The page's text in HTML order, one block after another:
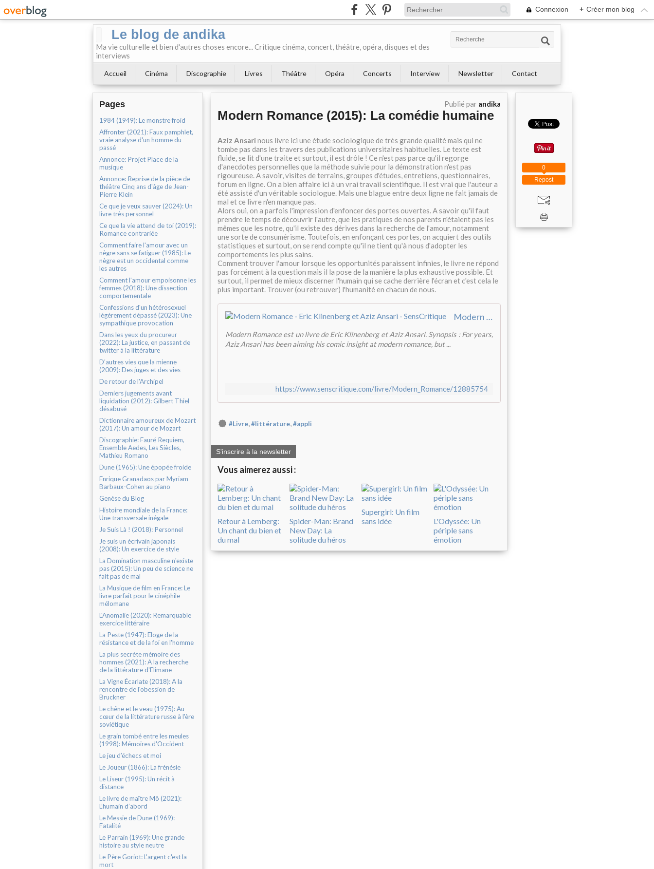
Connexion + Créer mon blog
Le blog de andika
Ma vie culturelle et bien d'autres choses encore... Critique cinéma, concert, théâtre, opéra, disques et des
interviews
Accueil Cinéma Discographie Livres Théâtre Opéra Concerts Interview Newsletter Contact
Pages
1984 (1949): Le monstre froid
Affronter (2021): Faux pamphlet,
vraie analyse d'un homme du
passé
Annonce: Projet Place de la
musique
Annonce: Reprise de la pièce de
théâtre Cinq ans d'âge de Jean-
Pierre Klein
Ce que je veux sauver (2024): Un
livre très personnel
Ce que la vie attend de toi (2019):
Romance contrariée
Comment faire l'amour avec un
nègre sans se fatiguer (1985): Le
nègre est un occidental comme
les autres
Comment l'amour empoisonne les
femmes (2018): Une dissection
comportementale
Confessions d'un hétérosexuel
légèrement dépassé (2023): Une
sympathique provocation
Dans les yeux du procureur
(2022): La justice, en passant de
twitter à la littérature
D'autres vies que la mienne
(2009): Des juges et des vies
De retour de l'Archipel
Derniers jugements avant
liquidation (2012): Gilbert Thiel
désabusé
Dictionnaire amoureux de Mozart
(2017): Un amour de Mozart
Discographie: Fauré Requiem,
Ensemble Aedes, Les Siècles,
Mathieu Romano
Dune (1965): Une épopée froide
Enrique Granadaos par Myriam
Barbaux-Cohen au piano
Genèse du Blog
Histoire mondiale de la France:
Une transversale inégale
Je Suis Là ! (2018): Personnel
Je suis un écrivain japonais
(2008): Un exercice de style
La Domination masculine n'existe
pas (2015): Un peu de science ne
fait pas de mal
La Musique de film en France: Le
livre parfait pour le cinéphile
mélomane
L'Anomalie (2020): Remarquable
exercice littéraire
La Peste (1947): Eloge de la
résistance et de la foi en l'homme
La plus secrète mémoire des
hommes (2021): A la recherche
de la littérature d'Elimane
La Vigne Écarlate (2018): A la
rencontre de l'obession de
Bruckner
Le chêne et le veau (1975): Au
cœur de la littérature russe à l'ère
soviétique
Le grain tombé entre les meules
(1998): Mémoires d'Occident
Le jeu d’échecs et moi
Le Joueur (1866): La frénésie
Le Liseur (1995): Un récit à
distance
Le livre de maître Mô (2021):
L’humain d’abord
Le Messie de Dune (1969):
Fatalité
Le Parrain (1969): Une grande
histoire au style neutre
Le Père Goriot: L'argent c'est la
mort
Publié par andika
Modern Romance (2015): La comédie humaine
Aziz Ansari nous livre ici une étude sociologique de très grande qualité mais qui ne
tombe pas dans les travers des publications universitaires habituelles. Le texte est
fluide, se lit d'une traite et surtout, il est drôle ! Ce n'est pas parce qu'il regorge
d'anecdotes personnelles que la méthode suivie pour la démonstration n'est pas
rigoureuse. A savoir, visites de terrains, groupes d'études, entretiens, questionnaires,
forum en ligne. On a bien affaire ici à un vrai travail scientifique. Il est vrai que l'auteur a
été assisté d'un véritable sociologue. Mais une blague entre deux ligne ne fait jamais de
mal et ce livre n'en manque pas.
Alors oui, on a parfois l'impression d'enfoncer des portes ouvertes. A savoir qu'il faut
prendre le temps de découvrir l'autre, que les pratiques de nos parents n'étaient pas les
mêmes que les notre, qu'il existe des dérives dans la recherche de l'amour, notamment
une sorte de consumérisme. Toutefois, en enfonçant ces portes, on acquiert des outils
statistiques et surtout, on se rend compte qu'il ne tient qu'à nous d'adopter les
comportements les plus sains.
Comment trouver l'amour lorsque les opportunités paraissent infinies, le livre ne répond
pas forcément à la question mais il la pose de la manière la plus exhaustive possible. Et
surtout, il permet de mieux discerner l'humain qui se cache derrière l'écran et c'est cela le
plus important. Trouver (ou retrouver) l'humanité en chacun de nous.
Modern Romance - Eric Klinenberg et Aziz Ansari - SensCritique
Modern Romance est un livre de Eric Klinenberg et Aziz Ansari. Synopsis : For years,
Aziz Ansari has been aiming his comic insight at modern romance, but ...
https://www.senscritique.com/livre/Modern_Romance/12885754
#Livre,#littérature,#appli
S'inscrire à la newsletter
Vous aimerez aussi :
Retour à Lemberg:
Un chant du bien et
du mal
Spider-Man: Brand
New Day: La
solitude du héros
Supergirl: Un film
sans idée
L'Odyssée: Un
périple sans
émotion
Repost
0